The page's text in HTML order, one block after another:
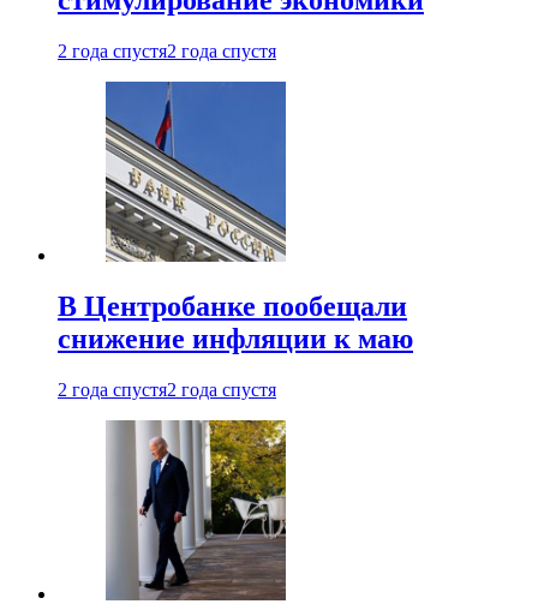
2 года спустя2 года спустя
В Центробанке пообещали
снижение инфляции к маю
2 года спустя2 года спустя